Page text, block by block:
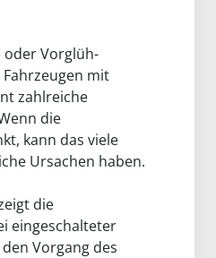
oder Vorglüh-
mit
zahlreiche
die
kann das viele
Ursachen haben.
die
eingeschalteter
Vorgang des